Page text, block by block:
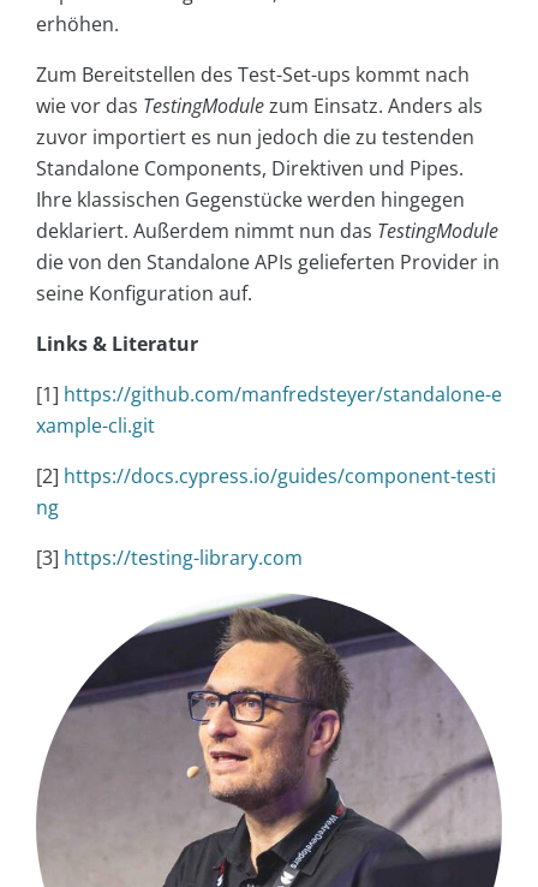
erhöhen.
Zum Bereitstellen des Test-Set-ups kommt nach
wie vor das TestingModulezum Einsatz. Anders als
zuvor importiert es nun jedoch die zu testenden
Standalone Components, Direktiven und Pipes.
Ihre klassischen Gegenstücke werden hingegen
deklariert. Außerdem nimmt nun das TestingModule
die von den Standalone APIs gelieferten Provider in
seine Konfiguration auf.
Links & Literatur
[1] https://github.com/manfredsteyer/standalone-e
xample-cli.git
[2] https://docs.cypress.io/guides/component-testi
ng
[3] https://testing-library.com